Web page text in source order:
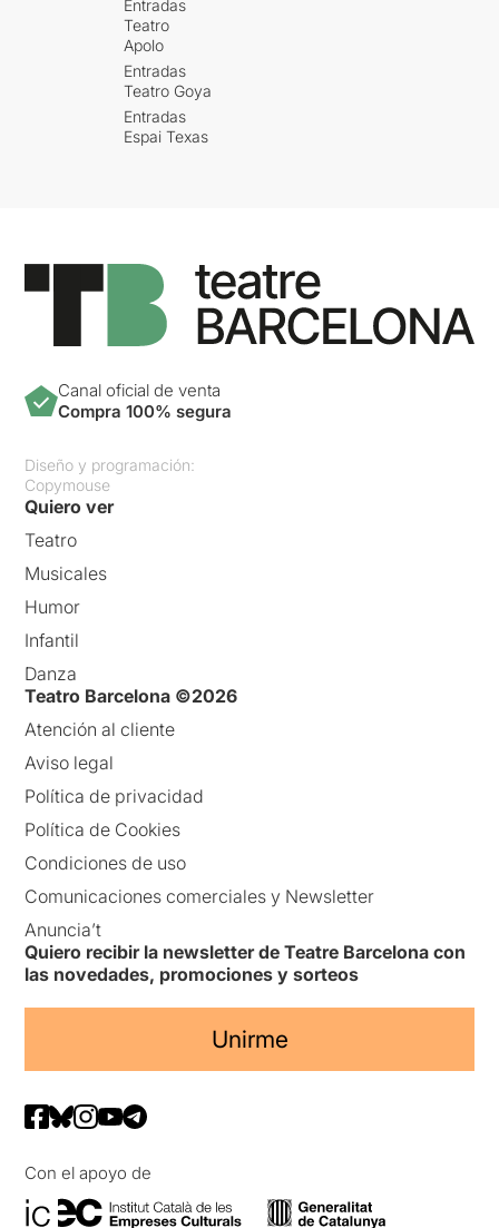
Entradas
Teatro
Apolo
Entradas
Teatro Goya
Entradas
Espai Texas
Canal oficial de venta
Compra 100% segura
Diseño y programación:
Copymouse
Quiero ver
Teatro
Musicales
Humor
Infantil
Danza
Teatro Barcelona ©2026
Atención al cliente
Aviso legal
Política de privacidad
Política de Cookies
Condiciones de uso
Comunicaciones comerciales y Newsletter
Anuncia’t
Quiero recibir la newsletter de Teatre Barcelona con
las novedades, promociones y sorteos
Unirme
Con el apoyo de